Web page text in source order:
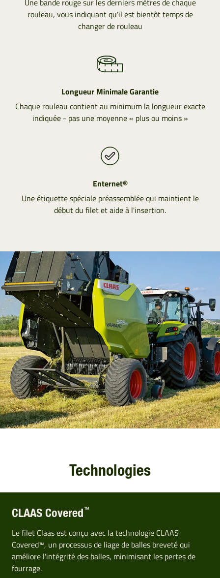
Une bande rouge sur les derniers mètres de chaque
rouleau, vous indiquant qu'il est bientôt temps de
changer de rouleau
Longueur Minimale Garantie
Chaque rouleau contient au minimum la longueur exacte
indiquée - pas une moyenne « plus ou moins »
Enternet®
Une étiquette spéciale préassemblée qui maintient le
début du filet et aide à l'insertion.
Technologies
CLAAS Covered™
Le filet Claas est conçu avec la technologie CLAAS
Covered™, un processus de liage de balles breveté qui
améliore l'intégrité des balles, minimisant les pertes de
fourrage.